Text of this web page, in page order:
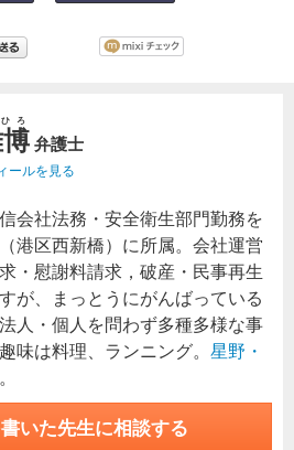
ろ
弁護士
ールを見る
会社法務・安全衛生部門勤務を
港区西新橋）に所属。会社運営
・慰謝料請求，破産・民事再生
が、まっとうにがんばっている
人・個人を問わず多種多様な事
味は料理、ランニング。 星野・
。
いた先生に相談する